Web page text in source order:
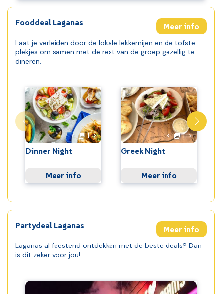
Fooddeal Laganas Meer info
Laat je verleiden door de lokale lekkernijen en de tofste
plekjes om samen met de rest van de groep gezellig te
dineren.
Vorige foto
1Foto
Volgende foto
Dinner Night
Meer info
Vorige foto
1Foto
Volgende
Greek Night
Meer info
Partydeal Laganas Meer info
Laganas al feestend ontdekken met de beste deals? Dan
is dit zeker voor jou!